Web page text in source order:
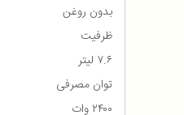
بدون روغن
ظرفیت
۷.۶ لیتر
توان مصرفی
۲۴۰۰ وات